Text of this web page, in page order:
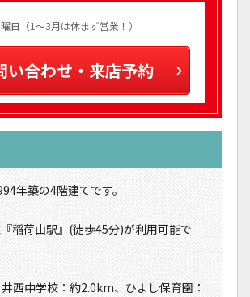
日（1～3月は休まず営業！）
い合わせ・来店予約
年築の4階建てです。
稲荷山駅』(徒歩45分)が利用可能で
西中学校：約2.0km、ひよし保育園：